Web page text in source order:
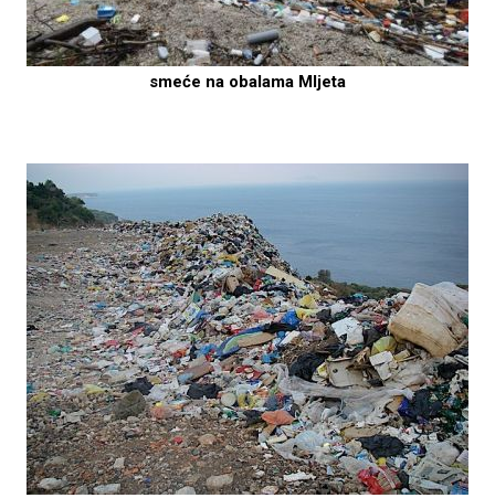
smeće na obalama Mljeta